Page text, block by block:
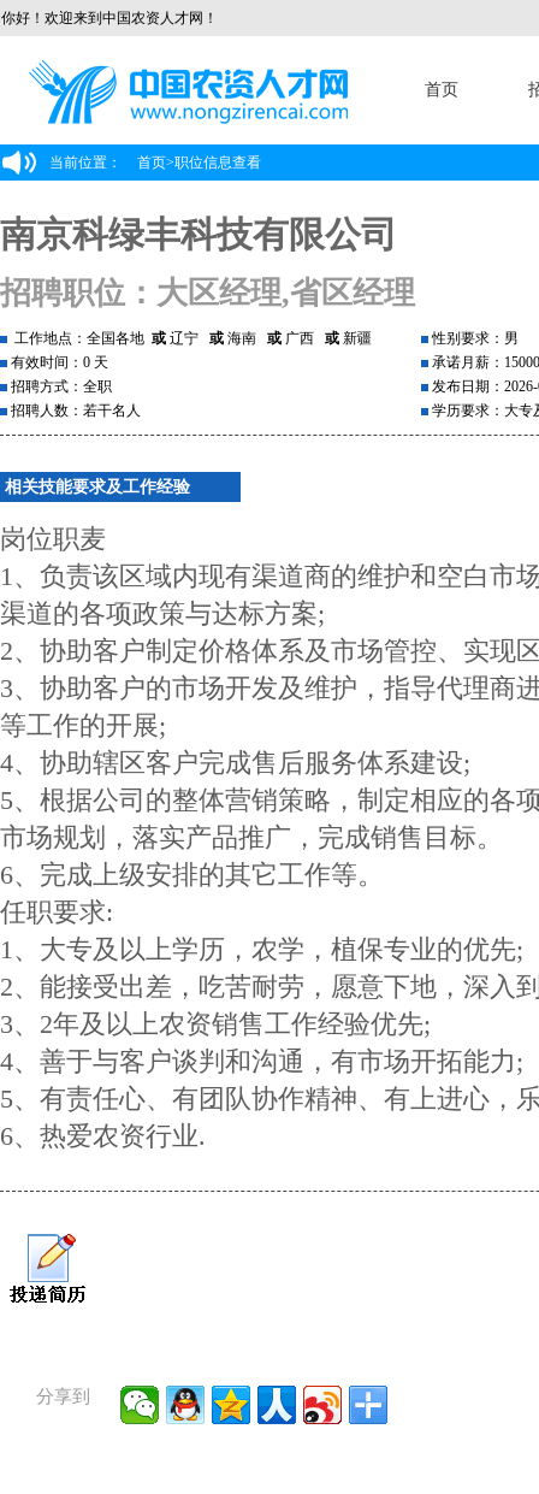
你好！欢迎来到中国农资人才网！
首页
当前位置： 首页>职位信息查看
南京科绿丰科技有限公司
招聘职位：大区经理,省区经理
工作地点：全国各地 或 辽宁 或 海南 或 广西 或 新疆
有效时间：0 天
招聘方式：全职
招聘人数：若干名人
性别要求：男
承诺月薪：
发布日期：
学历要求：大专
相关技能要求及工作经验
岗位职麦
1、负责该区域内现有渠道商的维护和空白市
渠道的各项政策与达标方案;
2、协助客户制定价格体系及市场管控、实现
3、协助客户的市场开发及维护，指导代理商
等工作的开展;
4、协助辖区客户完成售后服务体系建设;
5、根据公司的整体营销策略，制定相应的各
市场规划，落实产品推广，完成销售目标。
6、完成上级安排的其它工作等。
任职要求:
1、大专及以上学历，农学，植保专业的优先;
2、能接受出差，吃苦耐劳，愿意下地，深入
3、2年及以上农资销售工作经验优先;
4、善于与客户谈判和沟通，有市场开拓能力;
5、有责任心、有团队协作精神、有上进心，
6、热爱农资行业.
分享到